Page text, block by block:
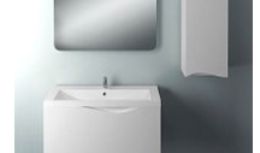
Купить в 1 клик
В избранное Под заказ